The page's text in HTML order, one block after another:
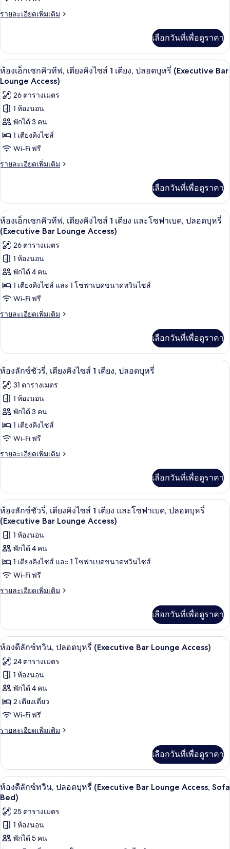
Lounge
Access)
บุหรี่
(Executive
Access)
ลัก
ซ์,
คิง
ไซส์
1
เตียง
และ
โซฟา
เบด,
ปลอด
บุหรี่
Lounge
Access)
รายละเอียดเพิ่มเติม
ราย
เกี่ยว
กับ
ห้อง
ดี
ซ์,
เตียง
คิง
ไซส์
และ
โซฟา
เบด,
(Executive
Lounge
Access)
เลือกวันที่เพื่อดูราคา
เปิด
ภาพถ่าย
ทั้งหมด
ของ
ห้อง
เอ็ก
เซก
คิว
เตียง
คิง
ไซส์
1
เตียง,
ปลอด
บุหรี่
(Executive
Bar
บาร์ (ในที่พัก)
9
ห้องเอ็กเซกคิวทีฟ, เตียงคิงไซส์ 1 เตียง, ปลอดบุหรี่ (Executive Bar
Lounge Access)
26 ตารางเมตร
1 ห้องนอน
พักได้ 3 คน
1 เตียงคิงไซส์
Wi-Fi ฟรี
รายละเอียดเพิ่มเติม
ราย
เกี่ยว
กับ
ห้อง
เอ็ก
เซก
คิว
ทีฟ,
เตียง
คิง
ไซส์
เตียง,
ปลอด
บุหรี่
Lounge
เลือกวันที่เพื่อดูราคา
เปิด
ภาพถ่าย
ทั้งหมด
ของ
ห้อง
เอ็ก
เซก
คิว
เตียง
คิง
ไซส์
เตียง
และ
โซฟา
เบด,
(Executive
Bar
Lounge
Access)
บาร์ (ในที่พัก)
9
ห้องเอ็กเซกคิวทีฟ, เตียงคิงไซส์ 1 เตียง และโซฟาเบด, ปลอดบุหรี่
(Executive Bar Lounge Access)
26 ตารางเมตร
1 ห้องนอน
พักได้ 4 คน
1 เตียงคิงไซส์ และ 1 โซฟาเบดขนาดทวินไซส์
Wi-Fi ฟรี
รายละเอียดเพิ่มเติม
ราย
เกี่ยว
กับ
ห้อง
เซก
คิว
เตียง
คิง
ไซส์
เตียง
ปลอด
บุหรี่
(Executive
Bar
Lounge
Access)
เลือกวันที่เพื่อดูราคา
เปิด
ภาพถ่าย
ทั้งหมด
ของ
ห้อง
ลัก
ซ์ชัว
เตียง
คิง
ไซส์
1
เตียง,
ปลอด
บุหรี่
11
ห้องลักซ์ชัวรี่, เตียงคิงไซส์ 1 เตียง, ปลอดบุหรี่
31 ตารางเมตร
1 ห้องนอน
พักได้ 3 คน
1 เตียงคิงไซส์
Wi-Fi ฟรี
รายละเอียดเพิ่มเติม
ราย
เกี่ยว
กับ
ห้อง
ลัก
ซ์ชัว
รี่,
เตียง
ไซส์
ปลอด
เลือกวันที่เพื่อดูราคา
เปิด
ภาพถ่าย
ทั้งหมด
ของ
ห้อง
ลัก
ซ์ชัว
เตียง
คิง
ไซส์
1
เตียง
และ
โซฟา
เบด,
(Executive
Bar
Lounge
Access)
บาร์ (ในที่พัก)
11
ห้องลักซ์ชัวรี่, เตียงคิงไซส์ 1 เตียง และโซฟาเบด, ปลอดบุหรี่
(Executive Bar Lounge Access)
1 ห้องนอน
พักได้ 4 คน
1 เตียงคิงไซส์ และ 1 โซฟาเบดขนาดทวินไซส์
Wi-Fi ฟรี
รายละเอียดเพิ่มเติม
ราย
เกี่ยว
กับ
ห้อง
ซ์ชัว
รี่,
คิง
ไซส์
เตียง
และ
บุหรี่
(Executive
Bar
Lounge
Access)
เลือกวันที่เพื่อดูราคา
เปิด
ภาพถ่าย
ทั้งหมด
ของ
ห้อง
ดี
ลัก
ทวิน,
ปลอด
บุหรี่
(Executive
Bar
Lounge
Access)
9
ห้องดีลักซ์ทวิน, ปลอดบุหรี่ (Executive Bar Lounge Access)
24 ตารางเมตร
1 ห้องนอน
พักได้ 4 คน
2 เตียงเดี่ยว
Wi-Fi ฟรี
รายละเอียดเพิ่มเติม
ราย
เกี่ยว
กับ
ห้อง
ดี
ซ์
ทวิ
น,
ปลอด
เลือกวันที่เพื่อดูราคา
เปิด
ภาพถ่าย
ทั้งหมด
ของ
ห้อง
9
ห้องดีลักซ์ทวิน, ปลอดบุหรี่ (Executive Bar Lounge Access, Sofa
Bed)
25 ตารางเมตร
1 ห้องนอน
พักได้ 5 คน